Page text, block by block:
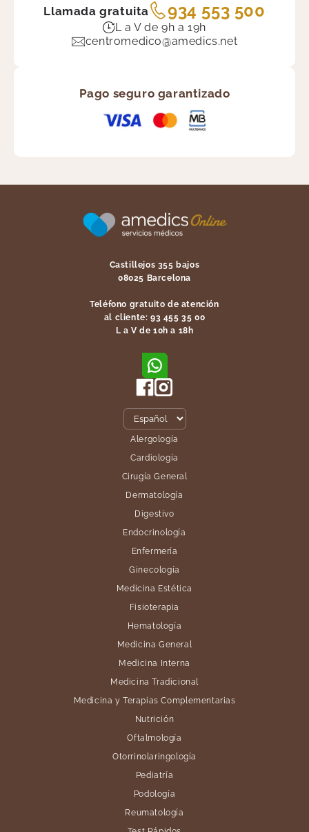
Llamada gratuita
934 553 500
L a V de 9h a 19h
centromedico@amedics.net
Pago seguro garantizado
Castillejos 355 bajos
08025 Barcelona
Teléfono gratuito de atención
al cliente: 93 455 35 00
L a V de 10h a 18h
Alergología
Cardiología
Cirugía General
Dermatología
Digestivo
Endocrinología
Enfermería
Ginecología
Medicina Estética
Fisioterapia
Hematología
Medicina General
Medicina Interna
Medicina Tradicional
Medicina y Terapias Complementarias
Nutrición
Oftalmología
Otorrinolaringología
Pediatría
Podología
Reumatología